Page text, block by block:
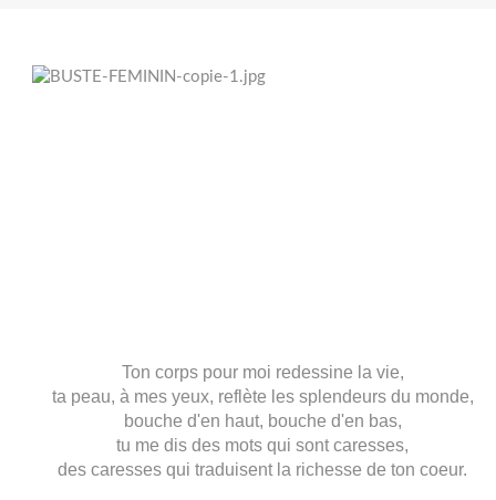
Ton corps pour moi redessine la vie,
ta peau, à mes yeux, reflète les splendeurs du monde,
bouche d'en haut, bouche d'en bas,
tu me dis des mots qui sont caresses,
des caresses qui traduisent la richesse de ton coeur.